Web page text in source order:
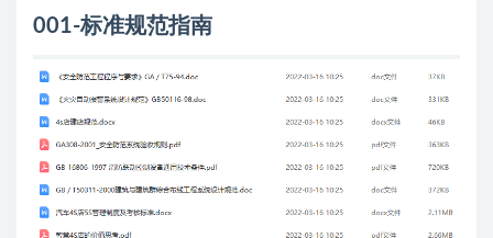
001-标准规范指南